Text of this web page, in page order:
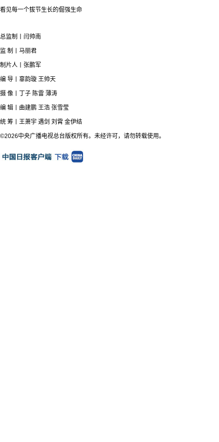
看见每一个拔节生长的倔强生命
总监制丨闫帅南
监 制丨马丽君
制片人丨张鹏军
编 导丨辜韵璇 王帅天
摄 像丨丁子 陈雷 薄涛
编 辑丨曲建鹏 王浩 张雪莹
统 筹丨王萧宇 遇剑 刘霄 金伊结
©2026中央广播电视总台版权所有。未经许可，请勿转载使用。